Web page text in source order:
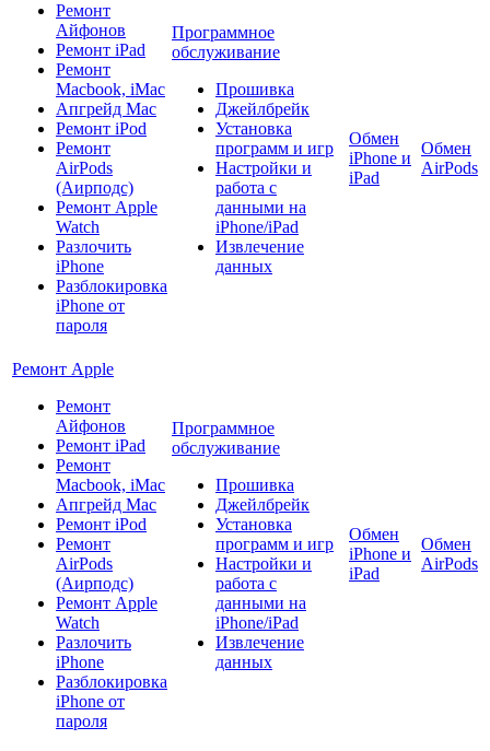
Ремонт
Айфонов
Ремонт iPad
Ремонт
Macbook, iMac
Апгрейд Mac
Ремонт iPod
Ремонт
AirPods
(Аирподс)
Ремонт Apple
Watch
Разлочить
iPhone
Разблокировка
iPhone от
пароля
Программное
обслуживание
Прошивка
Джейлбрейк
Установка
программ и игр
Настройки и
работа с
данными на
iPhone/iPad
Извлечение
данных
Обмен
iPhone и
iPad
Обмен
AirPods
Ремонт Apple
Ремонт
Айфонов
Ремонт iPad
Ремонт
Macbook, iMac
Апгрейд Mac
Ремонт iPod
Ремонт
AirPods
(Аирподс)
Ремонт Apple
Watch
Разлочить
iPhone
Разблокировка
iPhone от
пароля
Программное
обслуживание
Прошивка
Джейлбрейк
Установка
программ и игр
Настройки и
работа с
данными на
iPhone/iPad
Извлечение
данных
Обмен
iPhone и
iPad
Обмен
AirPods